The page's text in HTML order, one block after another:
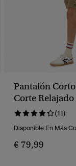
Pantalón
Corte Relajado
(11)
Disponible En Más
€ 79,99